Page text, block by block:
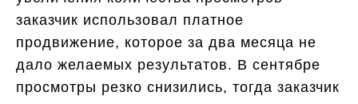
заказчик использовал платное
продвижение, которое за два месяца не
дало желаемых результатов. В сентябре
просмотры резко снизились, тогда заказчик